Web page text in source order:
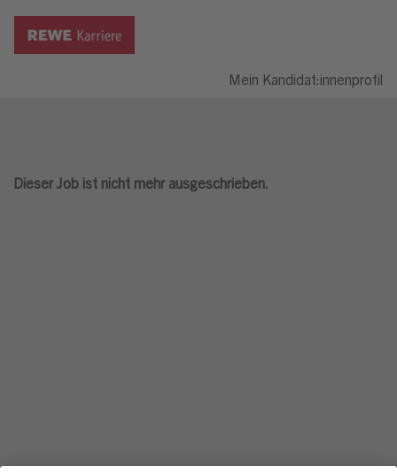
Mein Kandidat:innenprofil
Dieser Job ist nicht mehr ausgeschrieben.